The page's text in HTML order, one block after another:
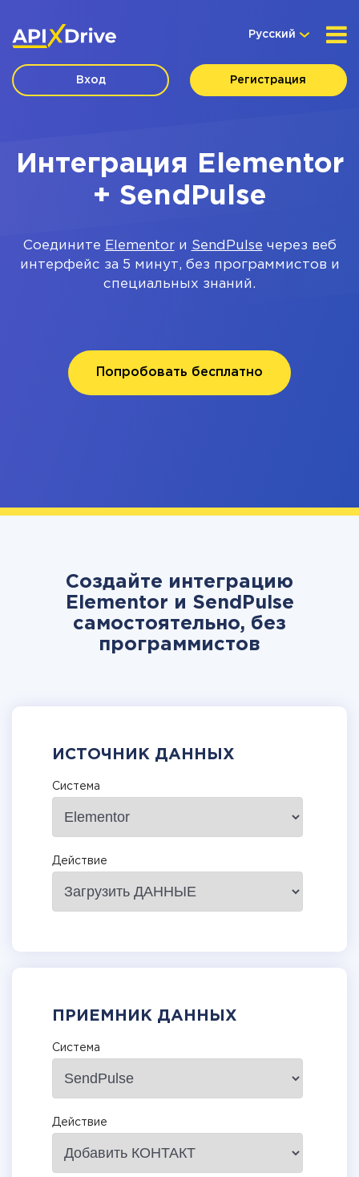
Русский
Вход Регистрация
Интеграция Elementor
+ SendPulse
Соедините Elementorи SendPulse через веб
интерфейс за 5 минут, без программистов и
специальных знаний.
Попробовать бесплатно
Создайте интеграцию
Elementor и SendPulse
самостоятельно, без
программистов
ИСТОЧНИК ДАННЫХ
Система
Действие
ПРИЕМНИК ДАННЫХ
Система
Действие